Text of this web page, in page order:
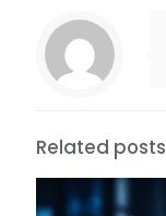
Related posts